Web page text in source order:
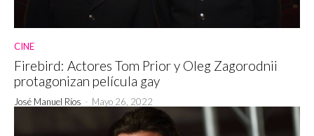
CINE
Firebird: Actores Tom Prior y Oleg Zagorodnii
protagonizan película gay
José Manuel Ríos - Mayo 26, 2022